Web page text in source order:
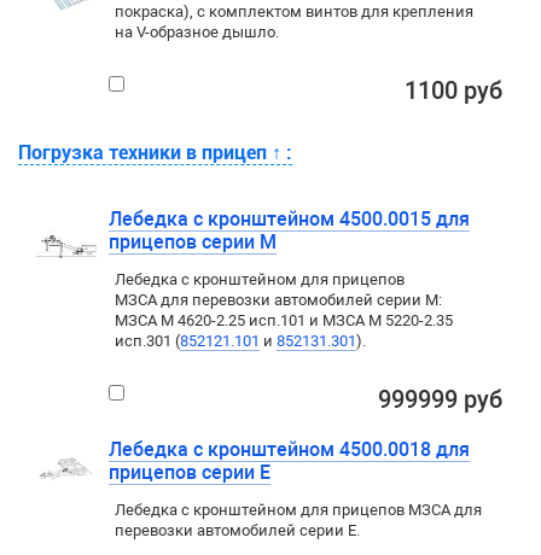
покраска), с комплектом винтов для крепления
на V-образное дышло.
1100 руб
Погрузка техники в прицеп ↑ :
Лебедка с кронштейном 4500.0015 для
прицепов серии М
Лебедка с кронштейном для прицепов
МЗСА для перевозки автомобилей серии М:
МЗСА M 4620-2.25 исп.101 и МЗСА M 5220-2.35
исп.301 (852121.101 и 852131.301).
999999 руб
Лебедка с кронштейном 4500.0018 для
прицепов серии E
Лебедка с кронштейном для прицепов МЗСА для
перевозки автомобилей серии E.